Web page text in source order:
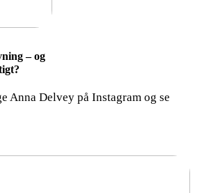
– og
Anna Delvey på Instagram og se